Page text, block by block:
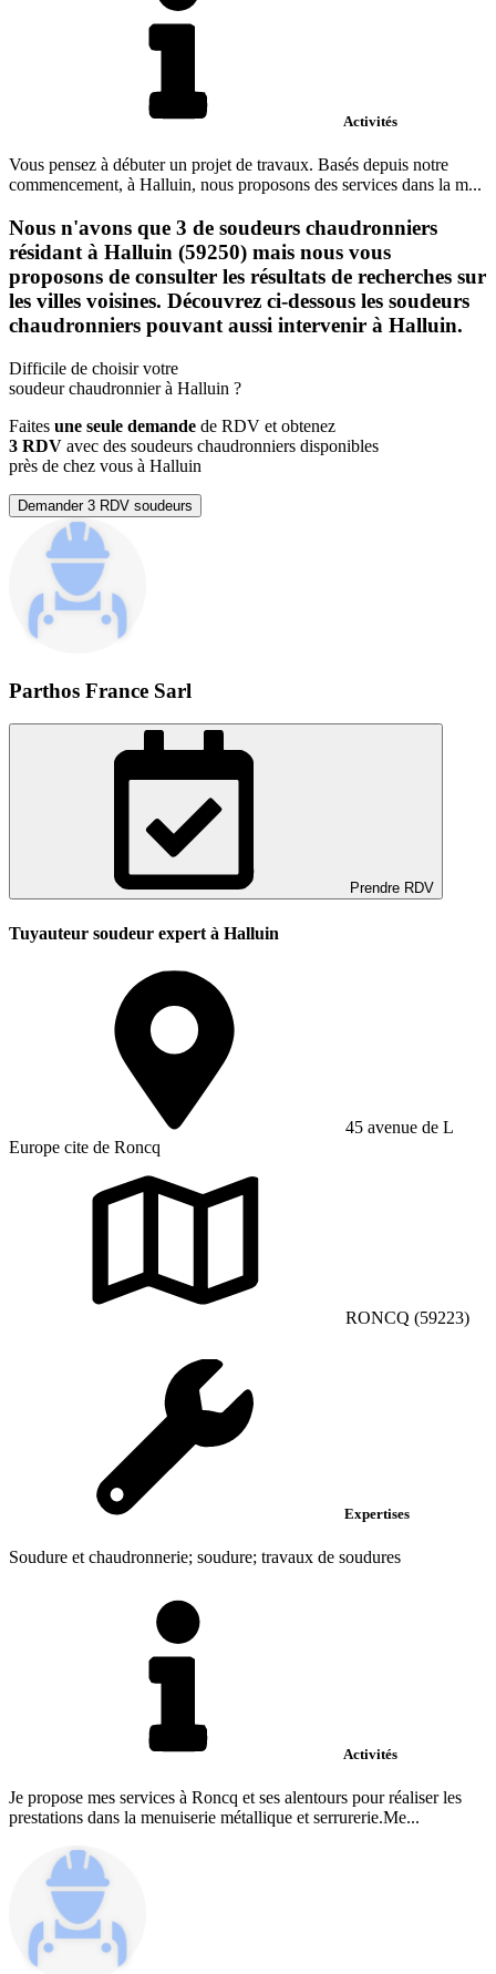
Activités
Vous pensez à débuter un projet de travaux. Basés depuis notre
commencement, à Halluin, nous proposons des services dans la m...
Nous n'avons que 3 de soudeurs chaudronniers
résidant à Halluin (59250) mais nous vous
proposons de consulter les résultats de recherches sur
les villes voisines. Découvrez ci-dessous les soudeurs
chaudronniers pouvant aussi intervenir à Halluin.
Difficile de choisir votre
soudeur chaudronnier à Halluin ?
Faites une seule demande de RDV et obtenez
3 RDV avec des soudeurs chaudronniers disponibles
près de chez vous à Halluin
Demander 3 RDV soudeurs
Parthos France Sarl
Prendre RDV
Tuyauteur soudeur expert à Halluin
45 avenue de L
Europe cite de Roncq
RONCQ (59223)
Expertises
Soudure et chaudronnerie; soudure; travaux de soudures
Activités
Je propose mes services à Roncq et ses alentours pour réaliser les
prestations dans la menuiserie métallique et serrurerie.Me...